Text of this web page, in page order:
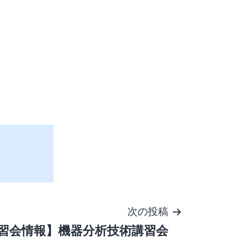
次の投稿
習会情報】機器分析技術講習会